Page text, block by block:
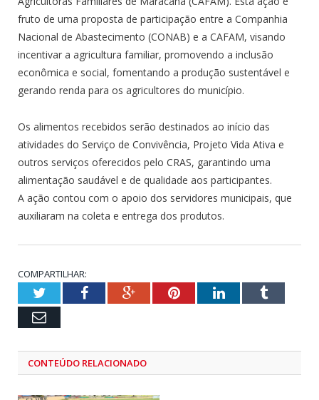
fruto de uma proposta de participação entre a Companhia
Nacional de Abastecimento (CONAB) e a CAFAM, visando
incentivar a agricultura familiar, promovendo a inclusão
econômica e social, fomentando a produção sustentável e
gerando renda para os agricultores do município.
Os alimentos recebidos serão destinados ao início das
atividades do Serviço de Convivência, Projeto Vida Ativa e
outros serviços oferecidos pelo CRAS, garantindo uma
alimentação saudável e de qualidade aos participantes.
A ação contou com o apoio dos servidores municipais, que
auxiliaram na coleta e entrega dos produtos.
COMPARTILHAR:
TwitterFacebookGoogle+PinterestLinkedInTumblr
Email
CONTEÚDO RELACIONADO